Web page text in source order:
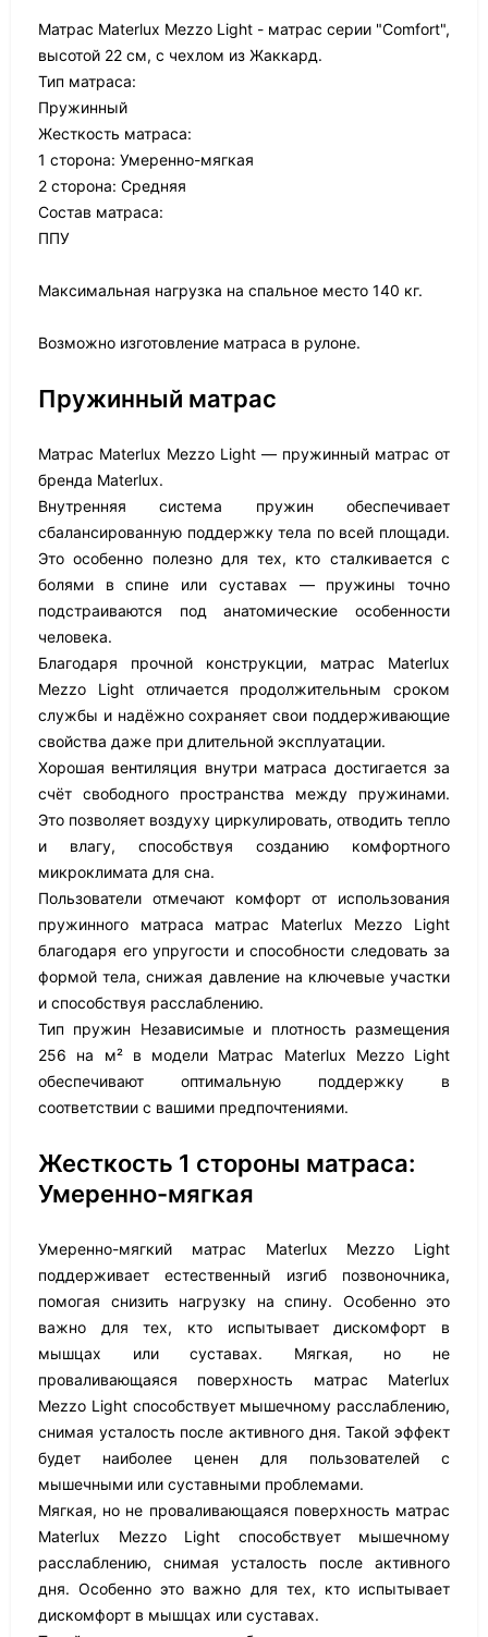
Матрас Materlux Mezzo Light - матрас серии "Comfort",
высотой 22 см, с чехлом из Жаккард.
Тип матраса:
Пружинный
Жесткость матраса:
1 сторона: Умеренно-мягкая
2 сторона: Средняя
Состав матраса:
ППУ
Максимальная нагрузка на спальное место 140 кг.
Возможно изготовление матраса в рулоне.
Пружинный матрас
Матрас Materlux Mezzo Light — пружинный матрас от
бренда Materlux.
Внутренняя система пружин обеспечивает
сбалансированную поддержку тела по всей площади.
Это особенно полезно для тех, кто сталкивается с
болями в спине или суставах — пружины точно
подстраиваются под анатомические особенности
человека.
Благодаря прочной конструкции, матрас Materlux
Mezzo Light отличается продолжительным сроком
службы и надёжно сохраняет свои поддерживающие
свойства даже при длительной эксплуатации.
Хорошая вентиляция внутри матраса достигается за
счёт свободного пространства между пружинами.
Это позволяет воздуху циркулировать, отводить тепло
и влагу, способствуя созданию комфортного
микроклимата для сна.
Пользователи отмечают комфорт от использования
пружинного матраса матрас Materlux Mezzo Light
благодаря его упругости и способности следовать за
формой тела, снижая давление на ключевые участки
и способствуя расслаблению.
Тип пружин Независимые и плотность размещения
256 на м² в модели Матрас Materlux Mezzo Light
обеспечивают оптимальную поддержку в
соответствии с вашими предпочтениями.
Жесткость 1 стороны матраса:
Умеренно-мягкая
Умеренно-мягкий матрас Materlux Mezzo Light
поддерживает естественный изгиб позвоночника,
помогая снизить нагрузку на спину. Особенно это
важно для тех, кто испытывает дискомфорт в
мышцах или суставах. Мягкая, но не
проваливающаяся поверхность матрас Materlux
Mezzo Light способствует мышечному расслаблению,
снимая усталость после активного дня. Такой эффект
будет наиболее ценен для пользователей с
мышечными или суставными проблемами.
Мягкая, но не проваливающаяся поверхность матрас
Materlux Mezzo Light способствует мышечному
расслаблению, снимая усталость после активного
дня. Особенно это важно для тех, кто испытывает
дискомфорт в мышцах или суставах.